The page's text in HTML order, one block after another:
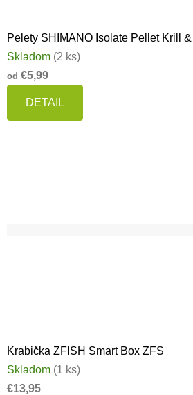
Pelety SHIMANO Isolate Pellet Krill
Skladom (2 ks)
od €5,99
DETAIL
Krabička ZFISH Smart Box ZFS
Skladom (1 ks)
€13,95